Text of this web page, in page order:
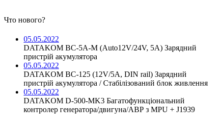
Что нового?
05.05.2022
DATAKOM BC-5A-M (Auto12V/24V, 5A) Зарядний
пристрій акумулятора
05.05.2022
DATAKOM BC-125 (12V/5A, DIN rail) Зарядний
пристрій акумулятора / Стабілізований блок живлення
05.05.2022
DATAKOM D-500-MK3 Багатофункціональний
контролер генератора/двигуна/АВР з MPU + J1939